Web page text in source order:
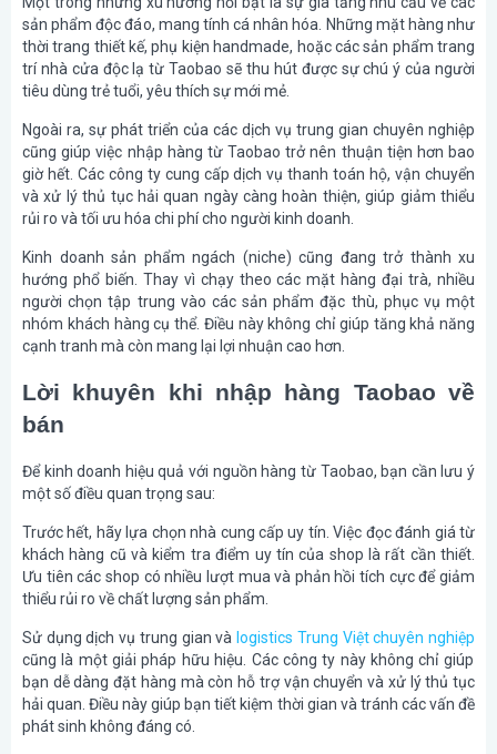
sản phẩm độc đáo, mang tính cá nhân hóa. Những mặt hàng như
thời trang thiết kế, phụ kiện handmade, hoặc các sản phẩm trang
trí nhà cửa độc lạ từ Taobao sẽ thu hút được sự chú ý của người
tiêu dùng trẻ tuổi, yêu thích sự mới mẻ.
Ngoài ra, sự phát triển của các dịch vụ trung gian chuyên nghiệp
cũng giúp việc nhập hàng từ Taobao trở nên thuận tiện hơn bao
giờ hết. Các công ty cung cấp dịch vụ thanh toán hộ, vận chuyển
và xử lý thủ tục hải quan ngày càng hoàn thiện, giúp giảm thiểu
rủi ro và tối ưu hóa chi phí cho người kinh doanh.
Kinh doanh sản phẩm ngách (niche) cũng đang trở thành xu
hướng phổ biến. Thay vì chạy theo các mặt hàng đại trà, nhiều
người chọn tập trung vào các sản phẩm đặc thù, phục vụ một
nhóm khách hàng cụ thể. Điều này không chỉ giúp tăng khả năng
cạnh tranh mà còn mang lại lợi nhuận cao hơn.
Lời khuyên khi nhập hàng Taobao về
bán
Để kinh doanh hiệu quả với nguồn hàng từ Taobao, bạn cần lưu ý
một số điều quan trọng sau:
Trước hết, hãy lựa chọn nhà cung cấp uy tín. Việc đọc đánh giá từ
khách hàng cũ và kiểm tra điểm uy tín của shop là rất cần thiết.
Ưu tiên các shop có nhiều lượt mua và phản hồi tích cực để giảm
thiểu rủi ro về chất lượng sản phẩm.
Sử dụng dịch vụ trung gian vàlogistics Trung Việt chuyên nghiệp
cũng là một giải pháp hữu hiệu. Các công ty này không chỉ giúp
bạn dễ dàng đặt hàng mà còn hỗ trợ vận chuyển và xử lý thủ tục
hải quan. Điều này giúp bạn tiết kiệm thời gian và tránh các vấn đề
phát sinh không đáng có.